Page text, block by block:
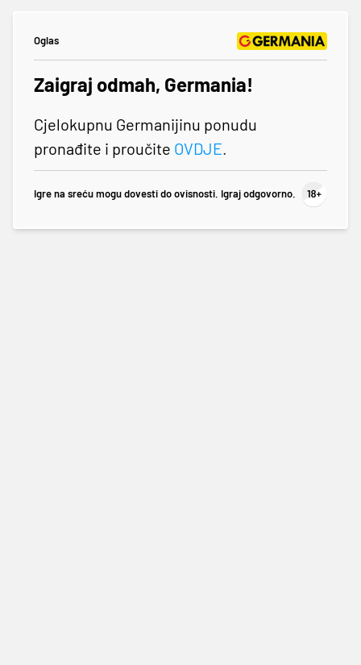
Oglas
Zaigraj odmah, Germania!
Cjelokupnu Germanijinu ponudu
pronađite i proučite OVDJE.
Igre na sreću mogu dovesti do ovisnosti. Igraj odgovorno.